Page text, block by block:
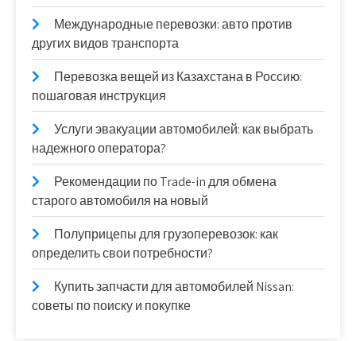
Международные перевозки: авто против
других видов транспорта
Перевозка вещей из Казахстана в Россию:
пошаговая инструкция
Услуги эвакуации автомобилей: как выбрать
надежного оператора?
Рекомендации по Trade-in для обмена
старого автомобиля на новый
Полуприцепы для грузоперевозок: как
определить свои потребности?
Купить запчасти для автомобилей Nissan:
советы по поиску и покупке